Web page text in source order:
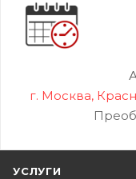
г. Москва,
УСЛУГИ